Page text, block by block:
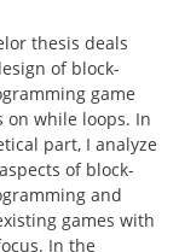
thesis deals
of block-
game
on while loops. In
part, I analyze
of block-
and
games with
In the